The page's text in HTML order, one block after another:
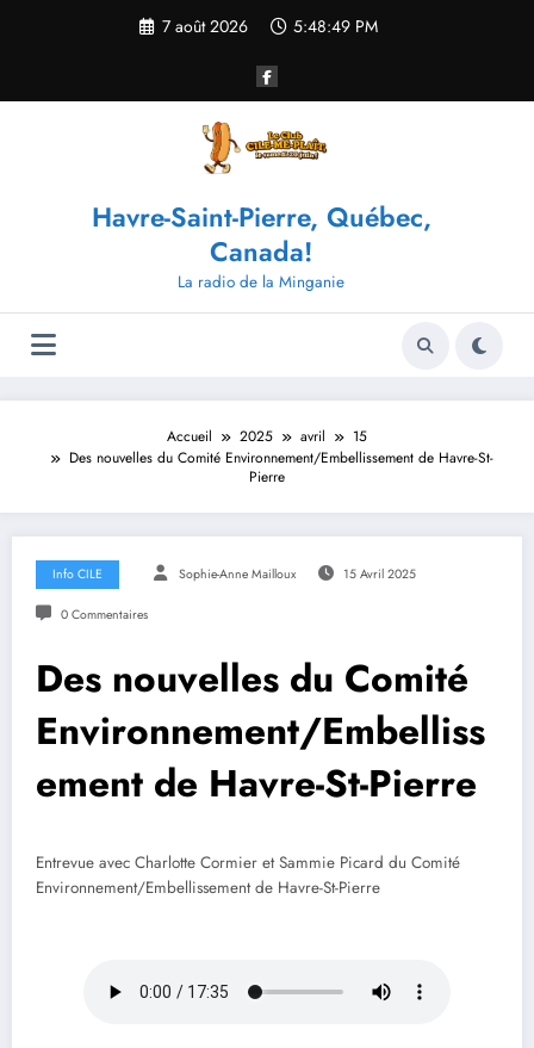
7 août 2026 5:48:50 PM
Havre-Saint-Pierre, Québec,
Canada!
La radio de la Minganie
Accueil 2025 avril
15
Des nouvelles du Comité Environnement/Embellissement de Havre-St-
Pierre
Info CILE Sophie-Anne Mailloux 15 Avril 2025
0 Commentaires
Des nouvelles du Comité
Environnement/Embelliss
ement de Havre-St-Pierre
Entrevue avec Charlotte Cormier et Sammie Picard du Comité
Environnement/Embellissement de Havre-St-Pierre